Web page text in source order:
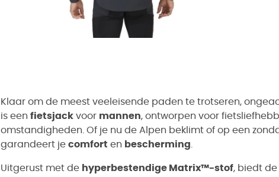
Klaar om de meest veeleisende paden te trotseren,
is een fietsjack voor mannen, ontworpen voor
omstandigheden. Of je nu de Alpen beklimt of op een
garandeert je comfort en bescherming
Uitgerust met de hyperbestendige Matrix™-stof, biedt de